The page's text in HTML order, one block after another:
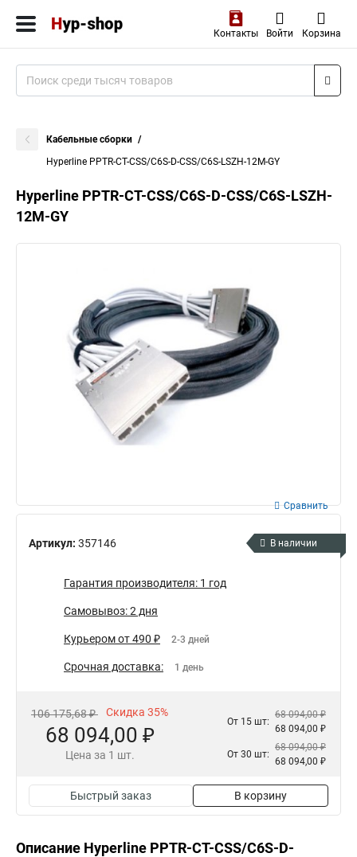
Контакты Войти Корзина
Кабельные сборки
Hyperline PPTR-CT-CSS/C6S-D-CSS/C6S-LSZH-12M-GY
Hyperline PPTR-CT-CSS/C6S-D-CSS/C6S-LSZH-
12M-GY
Артикул: 357146
Сравнить
В наличии
Гарантия производителя: 1 год
Самовывоз: 2 дня
Курьером от 490 ₽ 2-3 дней
Срочная доставка: 1 день
106 175,68 ₽ Скидка 35%
68 094,00 ₽
Цена за 1 шт.
От 15 шт:
68 094,00 ₽
68 094,00 ₽
От 30 шт:
68 094,00 ₽
68 094,00 ₽
Быстрый заказ В корзину
Описание Hyperline PPTR-CT-CSS/C6S-D-